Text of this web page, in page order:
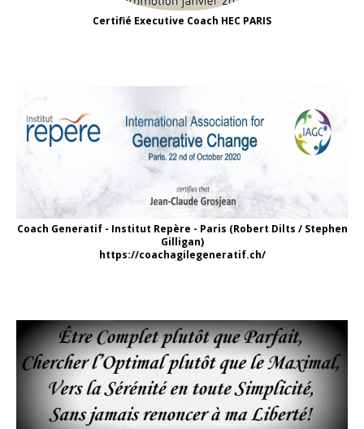
Certifié Executive Coach HEC PARIS
Coach Generatif - Institut Repère - Paris (Robert Dilts / Stephen
Gilligan)
https://coachagilegeneratif.ch/